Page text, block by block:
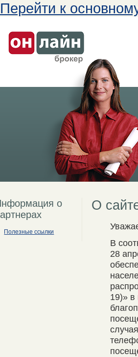
Перейти к
о
Полезные ссылки
О
В
28
19)» в